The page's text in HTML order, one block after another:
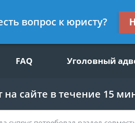
гражданский юрист
FAQ Уголовный
сайте в течение 15
вопрос к юристу?